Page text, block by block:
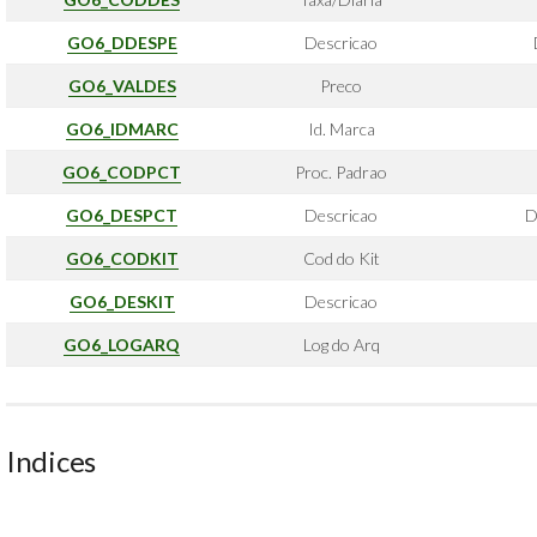
GO6_DDESPE Descricao
GO6_VALDES Preco
GO6_IDMARC Id. Marca
GO6_CODPCT Proc. Padrao
GO6_DESPCT Descricao
GO6_CODKIT Cod do Kit
GO6_DESKIT Descricao
GO6_LOGARQ Log do Arq
Indices